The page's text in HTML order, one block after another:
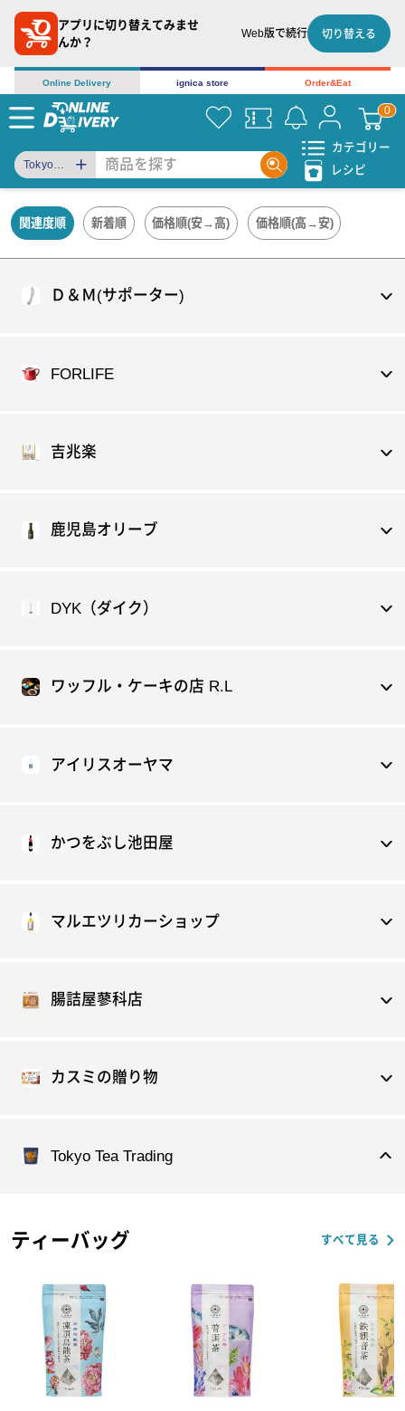
アプリに切り替えてみませ
んか？
Web版で続行 切り替える
Online Delivery ignica store Order&Eat
Tokyo
Tea
カテゴリー
レシピ
関連度順 新着順 価格順(安→高) 価格順(高→安)
Ｄ＆Ｍ(サポーター)
FORLIFE
吉兆楽
鹿児島オリーブ
DYK（ダイク）
ワッフル・ケーキの店 R.L
アイリスオーヤマ
かつをぶし池田屋
マルエツリカーショップ
腸詰屋蓼科店
カスミの贈り物
Tokyo Tea Trading
ティーバッグ すべて見る